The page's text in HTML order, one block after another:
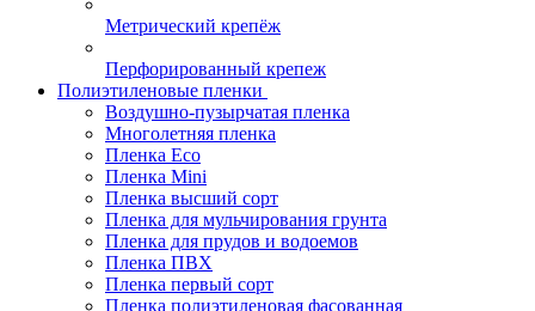
Метрический крепёж
Перфорированный крепеж
Полиэтиленовые пленки
Воздушно-пузырчатая пленка
Многолетняя пленка
Пленка Eco
Пленка Mini
Пленка высший сорт
Пленка для мульчирования грунта
Пленка для прудов и водоемов
Пленка ПВХ
Пленка первый сорт
Пленка полиэтиленовая фасованная